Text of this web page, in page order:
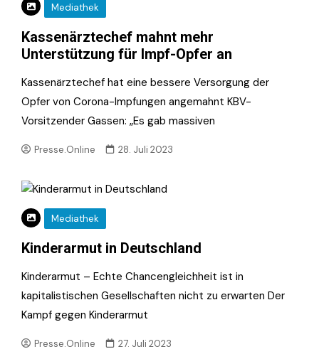
Mediathek
Kassenärztechef mahnt mehr
Unterstützung für Impf-Opfer an
Kassenärztechef hat eine bessere Versorgung der
Opfer von Corona-Impfungen angemahnt KBV-
Vorsitzender Gassen: „Es gab massiven
Presse.Online 28. Juli 2023
Mediathek
Kinderarmut in Deutschland
Kinderarmut – Echte Chancengleichheit ist in
kapitalistischen Gesellschaften nicht zu erwarten Der
Kampf gegen Kinderarmut
Presse.Online 27. Juli 2023